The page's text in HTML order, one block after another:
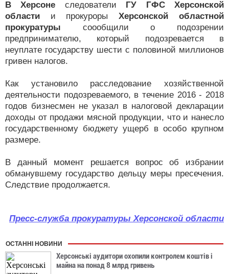
В Херсоне следователи ГУ ГФС Херсонской
области и прокуроры Херсонской областной
прокуратуры соообщили о подозрении
предпринимателю, который подозревается в
неуплате государству шести с половиной миллионов
гривен налогов.
Как установило расследование хозяйственной
деятельности подозреваемого, в течение 2016 - 2018
годов бизнесмен не указал в налоговой декларации
доходы от продажи мясной продукции, что и нанесло
государственному бюджету ущерб в особо крупном
размере.
В данный момент решается вопрос об избрании
обманувшему государство дельцу меры пресечения.
Следствие продолжается.
Пресс-служба прокуратуры Херсонской области
ОСТАННІ НОВИНИ
Херсонські аудитори охопили контролем коштів і
майна на понад 8 млрд гривень